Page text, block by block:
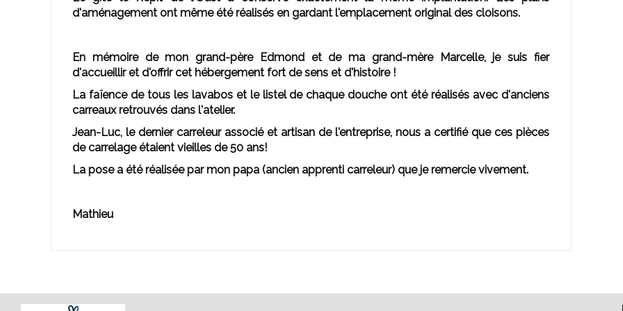
d'aménagement ont même été réalisés en gardant l'emplacement original des cloisons.
En mémoire de mon grand-père Edmond et de ma grand-mère Marcelle, je suis fier
d'accueillir et d'offrir cet hébergement fort de sens et d'histoire !
La faïence de tous les lavabos et le listel de chaque douche ont été réalisés avec d'anciens
carreaux retrouvés dans l'atelier.
Jean-Luc, le dernier carreleur associé et artisan de l'entreprise, nous a certifié que ces pièces
de carrelage étaient vieilles de 50 ans!
La pose a été réalisée par mon papa (ancien apprenti carreleur) que je remercie vivement.
Mathieu